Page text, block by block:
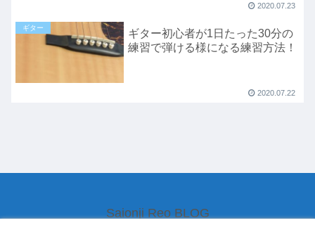
2020.07.23
ギター
ギター初心者が1日たった30分の
練習で弾ける様になる練習方法！
2020.07.22
Saionji Reo BLOG